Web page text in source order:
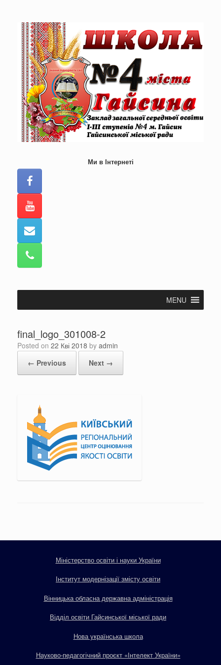
Ми в Інтернеті
MENU
final_logo_301008-2
Posted on 22 Кві 2018 by admin
← Previous
Next →
Міністерство освіти і науки України
Інститут модернізації змісту освіти
Вінницька обласна державна адміністрація
Відділ освіти Гайсинської міської ради
Нова українська школа
Науково-педагогічний проєкт «Інтелект України»